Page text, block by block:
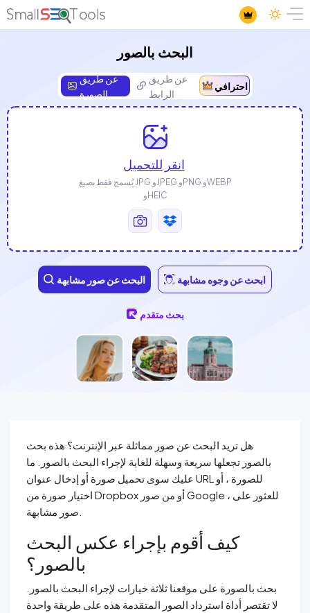
البحث بالصور
عن طريق
الصورة
عن طريق
الرابط
احترافي
انقر للتحميل
يُسمح فقط بصيغ JPG وJPEG وPNG وWEBP
وHEIC
البحث عن صور مشابهة ابحث عن وجوه مشابهة
بحث متقدم
هل تريد البحث عن صور مماثلة عبر الإنترنت؟ هذه بحث
بالصور تجعلها سريعة وسهلة للغاية لإجراء البحث بالصور. ما
عليك سوى تحميل صورة أو إدخال عنوان URL للصورة ، أو
اختيار صورة من Dropbox أو من صور Google ، للعثور على
كيف أقوم بإجراء عكس البحث
بالصور؟
بحث بالصورة على موقعنا ثلاثة خيارات لإجراء البحث بالصور.
لا تقتصر أداة استرداد الصور المتقدمة هذه على طريقة واحدة